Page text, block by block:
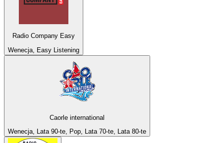
Radio Company Easy
Wenecja, Easy Listening
Caorle international
Wenecja, Lata 90-te, Pop, Lata 70-te, Lata 80-te